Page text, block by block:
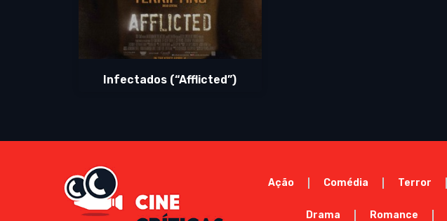
Infectados (“Afflicted”)
Ação Comédia Terror
Drama Romance